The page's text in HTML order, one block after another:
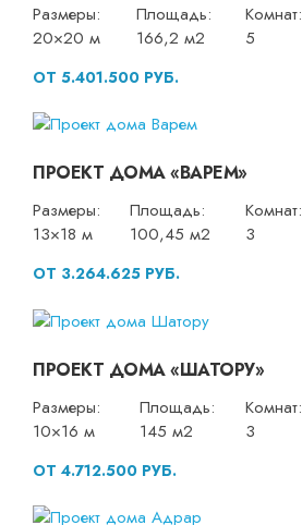
Размеры:
20×20 м
Площадь:
166,2 м2
Комнат:
5
ОТ 5.401.500 РУБ.
ПРОЕКТ ДОМА «ВАРЕМ»
Размеры:
13×18 м
Площадь:
100,45 м2
Комнат:
3
ОТ 3.264.625 РУБ.
ПРОЕКТ ДОМА «ШАТОРУ»
Размеры:
10×16 м
Площадь:
145 м2
Комнат:
3
ОТ 4.712.500 РУБ.